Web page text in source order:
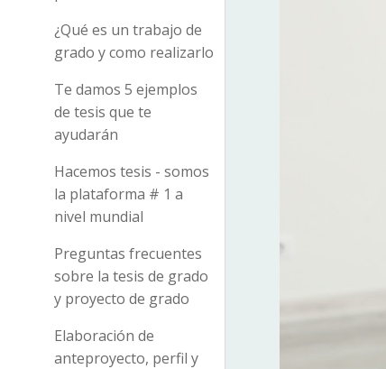
¿Qué es un trabajo de
grado y como realizarlo
Te damos 5 ejemplos
de tesis que te
ayudarán
Hacemos tesis - somos
la plataforma # 1 a
nivel mundial
Preguntas frecuentes
sobre la tesis de grado
y proyecto de grado
Elaboración de
anteproyecto, perfil y